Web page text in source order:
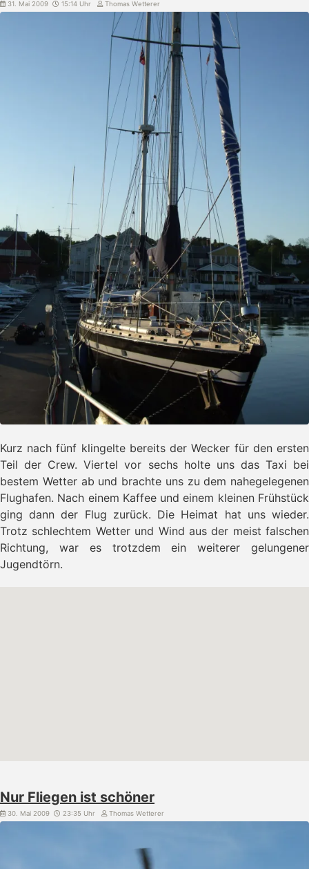
31. Mai 2009 15:14 Uhr Thomas Wetterer
Kurz nach fünf klingelte bereits der Wecker für den ersten
Teil der Crew. Viertel vor sechs holte uns das Taxi bei
bestem Wetter ab und brachte uns zu dem nahegelegenen
Flughafen. Nach einem Kaffee und einem kleinen Frühstück
ging dann der Flug zurück. Die Heimat hat uns wieder.
Trotz schlechtem Wetter und Wind aus der meist falschen
Richtung, war es trotzdem ein weiterer gelungener
Jugendtörn.
Nur Fliegen ist schöner
30. Mai 2009 23:35 Uhr Thomas Wetterer